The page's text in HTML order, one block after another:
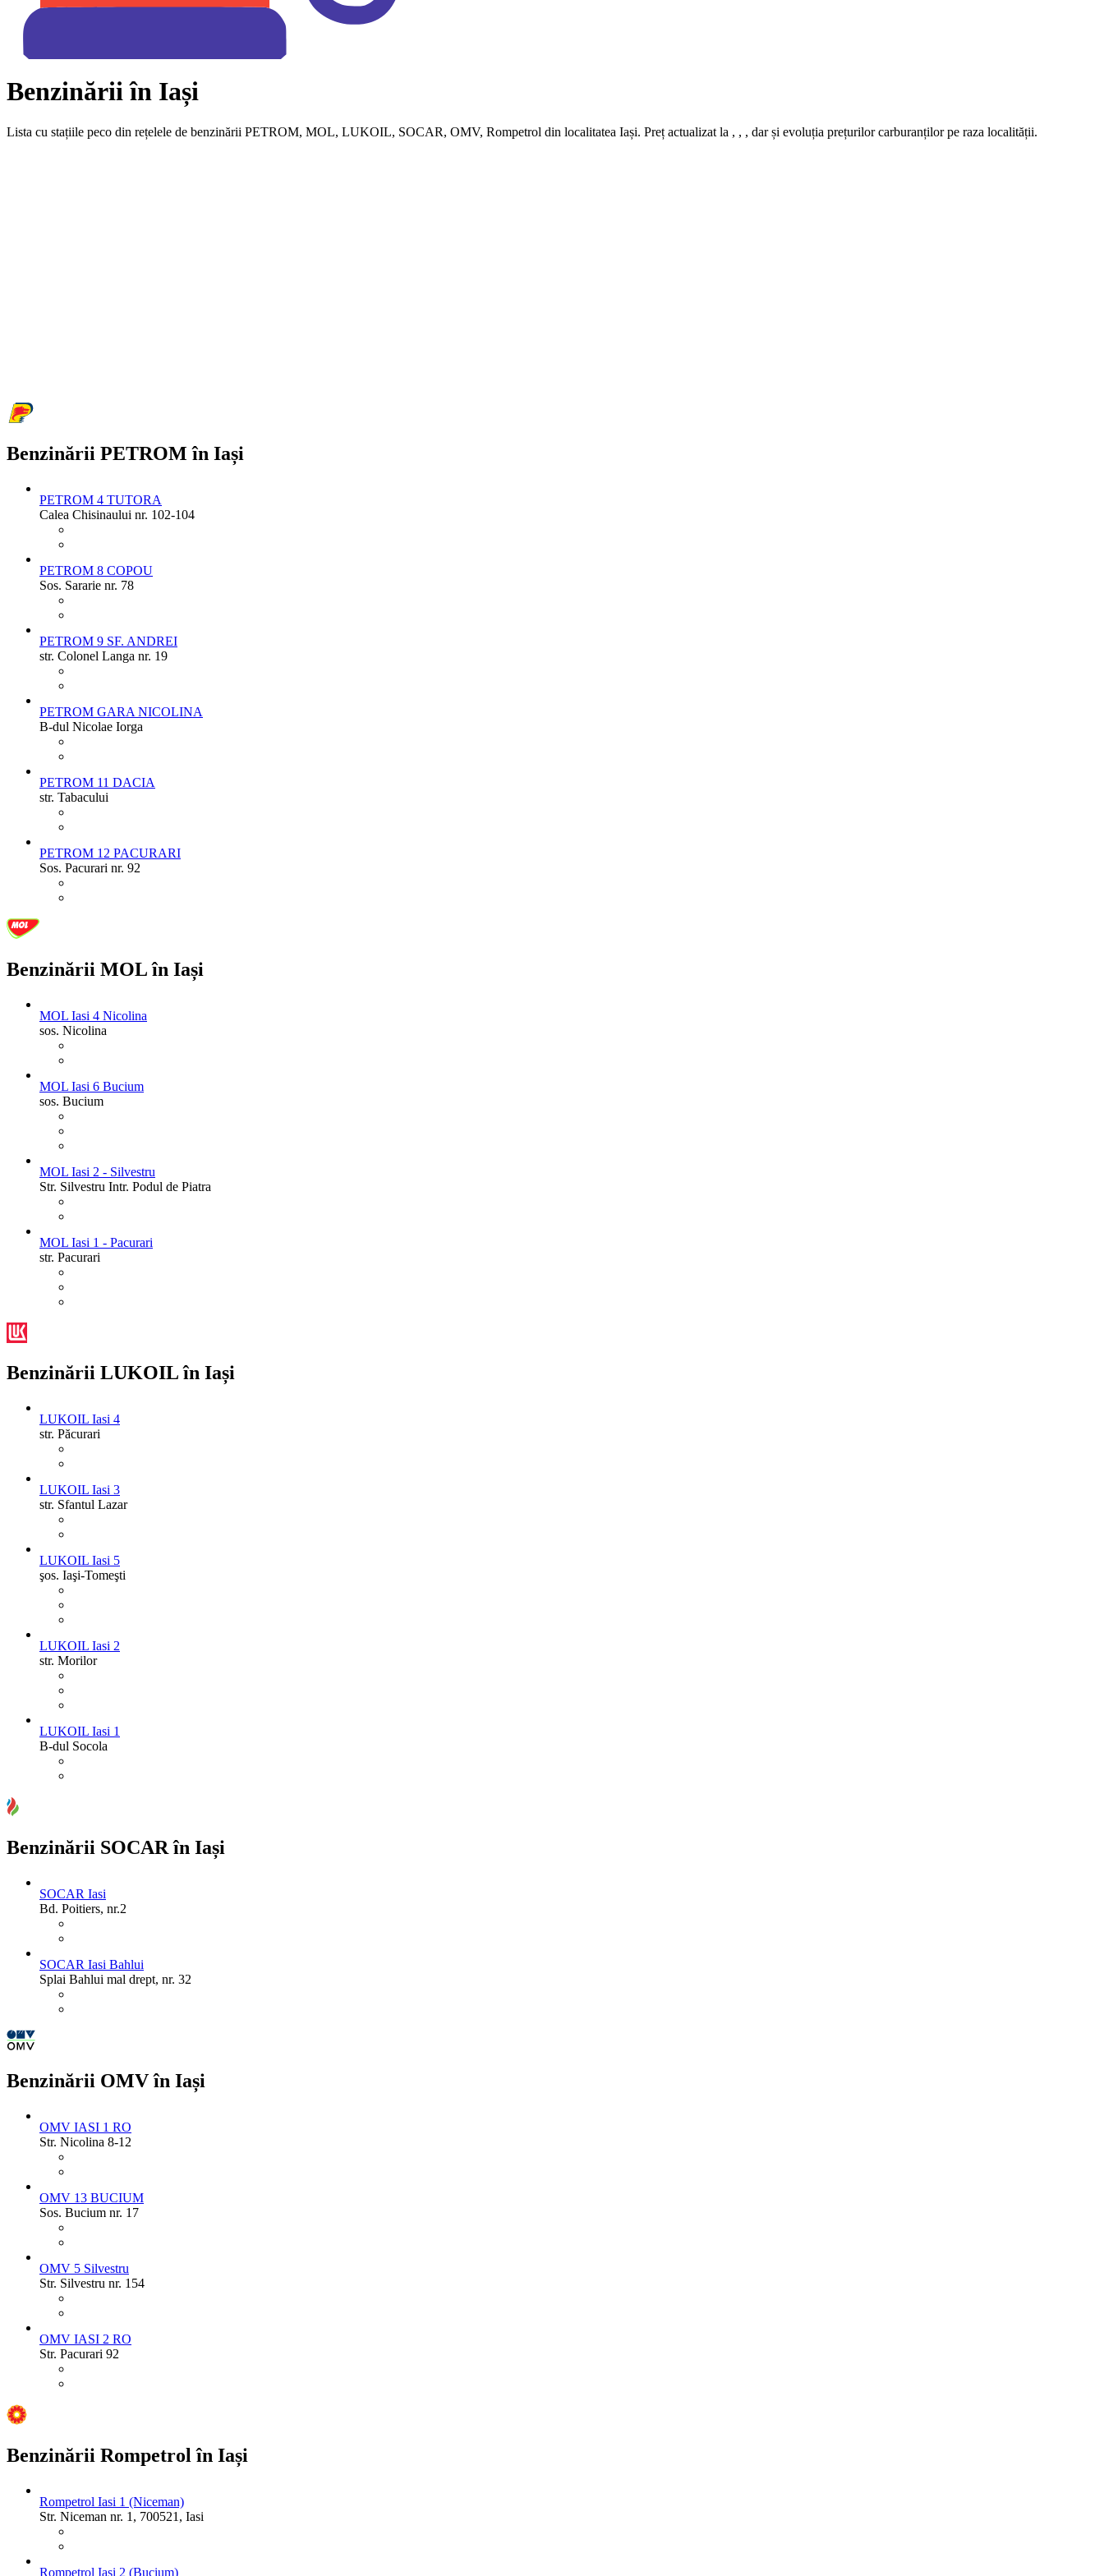
Benzinării în Iași
Lista cu stațiile peco din rețelele de benzinării PETROM, MOL, LUKOIL, SOCAR, OMV, Rompetrol din localitatea Iași. Preț actualizat la , , , dar și evoluția prețurilor carburanților pe raza localității.
Benzinării PETROM în Iași
PETROM 4 TUTORA
Calea Chisinaului nr. 102-104
PETROM 8 COPOU
Sos. Sararie nr. 78
PETROM 9 SF. ANDREI
str. Colonel Langa nr. 19
PETROM GARA NICOLINA
B-dul Nicolae Iorga
PETROM 11 DACIA
str. Tabacului
PETROM 12 PACURARI
Sos. Pacurari nr. 92
Benzinării MOL în Iași
MOL Iasi 4 Nicolina
sos. Nicolina
MOL Iasi 6 Bucium
sos. Bucium
MOL Iasi 2 - Silvestru
Str. Silvestru Intr. Podul de Piatra
MOL Iasi 1 - Pacurari
str. Pacurari
Benzinării LUKOIL în Iași
LUKOIL Iasi 4
str. Păcurari
LUKOIL Iasi 3
str. Sfantul Lazar
LUKOIL Iasi 5
şos. Iaşi-Tomeşti
LUKOIL Iasi 2
str. Morilor
LUKOIL Iasi 1
B-dul Socola
Benzinării SOCAR în Iași
SOCAR Iasi
Bd. Poitiers, nr.2
SOCAR Iasi Bahlui
Splai Bahlui mal drept, nr. 32
Benzinării OMV în Iași
OMV IASI 1 RO
Str. Nicolina 8-12
OMV 13 BUCIUM
Sos. Bucium nr. 17
OMV 5 Silvestru
Str. Silvestru nr. 154
OMV IASI 2 RO
Str. Pacurari 92
Benzinării Rompetrol în Iași
Rompetrol Iasi 1 (Niceman)
Str. Niceman nr. 1, 700521, Iasi
Rompetrol Iasi 2 (Bucium)